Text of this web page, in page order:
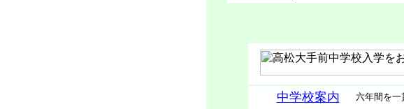
中学校案内 六年間を一